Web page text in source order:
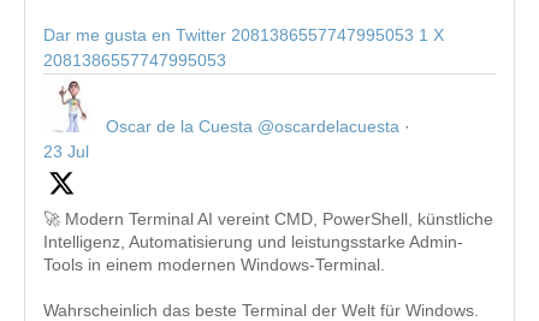
Dar me gusta en Twitter 2081386557747995053 1 X
2081386557747995053
Oscar de la Cuesta @oscardelacuesta ·
23 Jul
🚀 Modern Terminal AI vereint CMD, PowerShell, künstliche
Intelligenz, Automatisierung und leistungsstarke Admin-
Tools in einem modernen Windows-Terminal.
Wahrscheinlich das beste Terminal der Welt für Windows.